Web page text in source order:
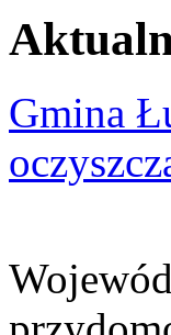
Gmina